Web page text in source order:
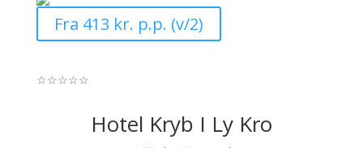
Fra 413 kr. p.p. (v/2)
☆☆☆☆☆
Hotel Kryb I Ly Kro